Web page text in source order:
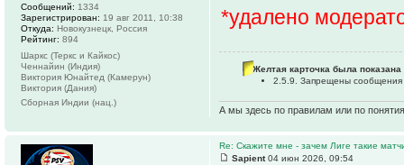
*удалено
Желтая карточка была показана
2.5.9. Запрещены
А мы здесь по правилам или по
Сообщений: 1334
Зарегистрирован: 19 авг 2011, 10:38
Откуда: Новокузнецк, Россия
Рейтинг: 894
Шаркс (Теркс и Кайкос)
Ченнайин (Индия)
Виктория Юнайтед (Камерун)
Виктория (Дания)
Сборная Индии (нац.)
Re: Скажите мне - зачем Лиге такие
Sapient04 июн 2026, 09:54